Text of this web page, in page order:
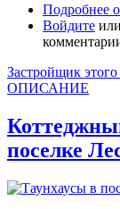
Подробнее
Войдите или
Застройщик
ОПИСАНИЕ
поселке